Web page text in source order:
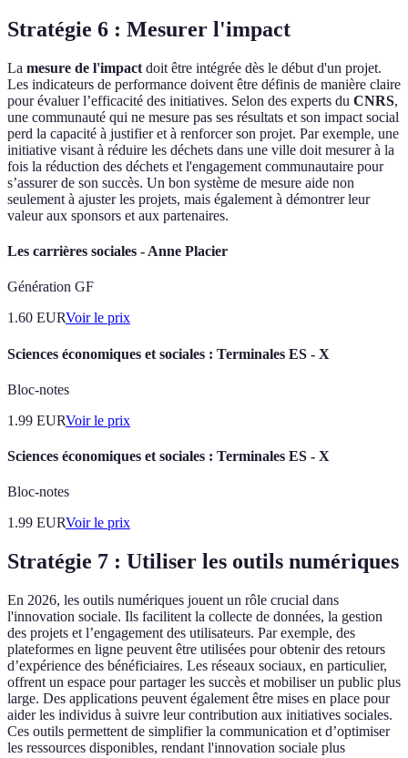
Stratégie 6 : Mesurer l'impact
La mesure de l'impact doit être intégrée dès le début d'un projet.
Les indicateurs de performance doivent être définis de manière claire
pour évaluer l’efficacité des initiatives. Selon des experts du CNRS,
une communauté qui ne mesure pas ses résultats et son impact social
perd la capacité à justifier et à renforcer son projet. Par exemple, une
initiative visant à réduire les déchets dans une ville doit mesurer à la
fois la réduction des déchets et l'engagement communautaire pour
s’assurer de son succès. Un bon système de mesure aide non
seulement à ajuster les projets, mais également à démontrer leur
valeur aux sponsors et aux partenaires.
Les carrières sociales - Anne Placier
Génération GF
1.60 EURVoir le prix
Sciences économiques et sociales : Terminales ES - X
Bloc-notes
1.99 EURVoir le prix
Sciences économiques et sociales : Terminales ES - X
Bloc-notes
1.99 EURVoir le prix
Stratégie 7 : Utiliser les outils numériques
En 2026, les outils numériques jouent un rôle crucial dans
l'innovation sociale. Ils facilitent la collecte de données, la gestion
des projets et l’engagement des utilisateurs. Par exemple, des
plateformes en ligne peuvent être utilisées pour obtenir des retours
d’expérience des bénéficiaires. Les réseaux sociaux, en particulier,
offrent un espace pour partager les succès et mobiliser un public plus
large. Des applications peuvent également être mises en place pour
aider les individus à suivre leur contribution aux initiatives sociales.
Ces outils permettent de simplifier la communication et d’optimiser
les ressources disponibles, rendant l'innovation sociale plus